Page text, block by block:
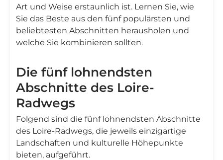
Art und Weise erstaunlich ist. Lernen Sie, wie
Sie das Beste aus den fünf populärsten und
beliebtesten Abschnitten herausholen und
welche Sie kombinieren sollten.
Die fünf lohnendsten
Abschnitte des Loire-
Radwegs
Folgend sind die fünf lohnendsten Abschnitte
des Loire-Radwegs, die jeweils einzigartige
Landschaften und kulturelle Höhepunkte
bieten, aufgeführt.